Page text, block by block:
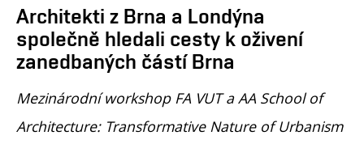
Architekti z Brna a Londýna
společně hledali cesty k oživení
zanedbaných částí Brna
Mezinárodní workshop FA VUT a AA School of
Architecture: Transformative Nature of Urbanism